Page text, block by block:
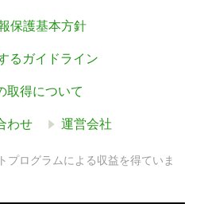
保護基本方針
るガイドライン
取得について
わせ 運営会社
プログラムによる収益を得ていま